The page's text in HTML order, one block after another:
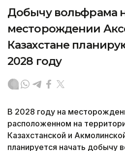
Добычу вольфрама
месторождении
Казахстане
2028 году
В 2028 году на
расположенном на
Казахстанской и
планируется начать добычу